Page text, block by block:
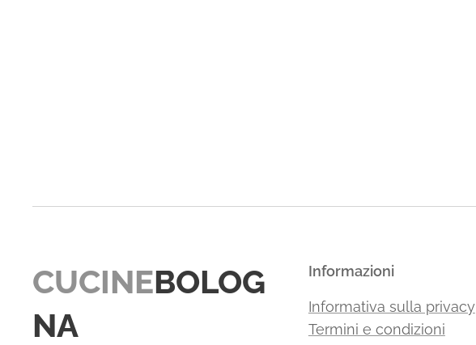
CUCINEBOLOG
NA
Informazioni
Informativa sulla privacy
Termini e condizioni